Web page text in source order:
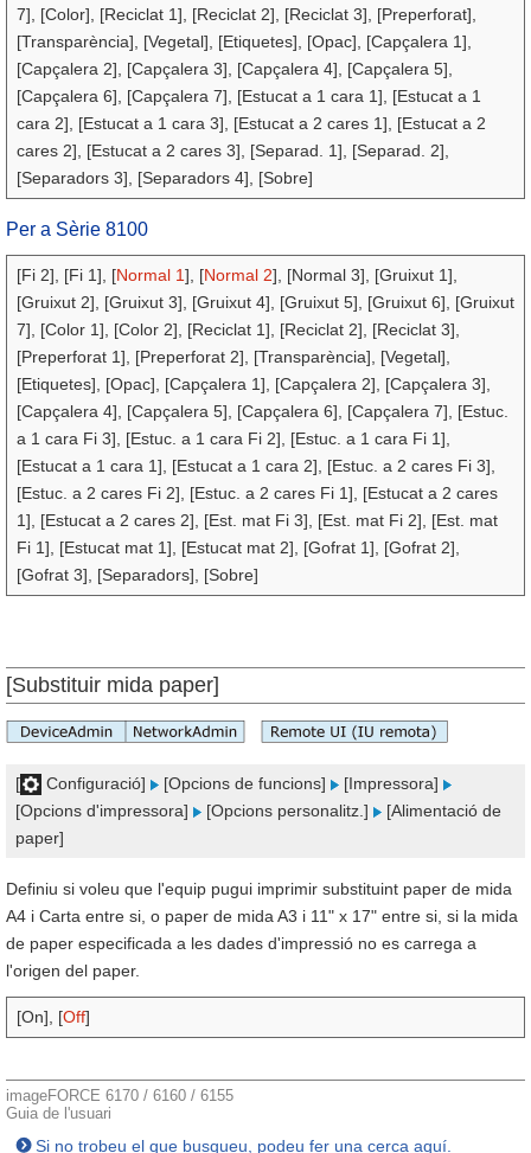
7], [Color], [Reciclat 1], [Reciclat 2], [Reciclat 3], [Preperforat],
[Transparència], [Vegetal], [Etiquetes], [Opac], [Capçalera 1],
[Capçalera 2], [Capçalera 3], [Capçalera 4], [Capçalera 5],
[Capçalera 6], [Capçalera 7], [Estucat a 1 cara 1], [Estucat a 1
cara 2], [Estucat a 1 cara 3], [Estucat a 2 cares 1], [Estucat a 2
cares 2], [Estucat a 2 cares 3], [Separad. 1], [Separad. 2],
[Separadors 3], [Separadors 4], [Sobre]
Per a Sèrie 8100
[Fi 2], [Fi 1], [Normal 1], [Normal 2], [Normal 3], [Gruixut 1],
[Gruixut 2], [Gruixut 3], [Gruixut 4], [Gruixut 5], [Gruixut 6], [Gruixut
7], [Color 1], [Color 2], [Reciclat 1], [Reciclat 2], [Reciclat 3],
[Preperforat 1], [Preperforat 2], [Transparència], [Vegetal],
[Etiquetes], [Opac], [Capçalera 1], [Capçalera 2], [Capçalera 3],
[Capçalera 4], [Capçalera 5], [Capçalera 6], [Capçalera 7], [Estuc.
a 1 cara Fi 3], [Estuc. a 1 cara Fi 2], [Estuc. a 1 cara Fi 1],
[Estucat a 1 cara 1], [Estucat a 1 cara 2], [Estuc. a 2 cares Fi 3],
[Estuc. a 2 cares Fi 2], [Estuc. a 2 cares Fi 1], [Estucat a 2 cares
1], [Estucat a 2 cares 2], [Est. mat Fi 3], [Est. mat Fi 2], [Est. mat
Fi 1], [Estucat mat 1], [Estucat mat 2], [Gofrat 1], [Gofrat 2],
[Gofrat 3], [Separadors], [Sobre]
[Substituir mida paper]
[ Configuració] [Opcions de funcions]
[Impressora]
[Opcions d'impressora]
[Opcions personalitz.]
[Alimentació de
paper]
Definiu si voleu que l'equip pugui imprimir substituint paper de mida
A4 i Carta entre si, o paper de mida A3 i 11" x 17" entre si, si la mida
de paper especificada a les dades d'impressió no es carrega a
l'origen del paper.
[On], [Off]
imageFORCE 6170 / 6160 / 6155
Guia de l'usuari
Si no trobeu el que busqueu, podeu fer una cerca aquí.